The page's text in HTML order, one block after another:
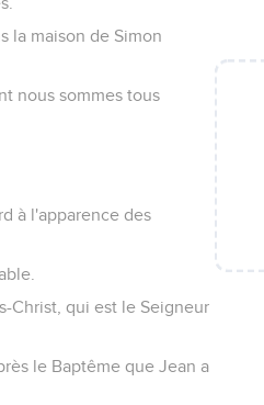
la maison de Simon
nous sommes tous
à l'apparence des
Christ, qui est le Seigneur
le Baptême que Jean a